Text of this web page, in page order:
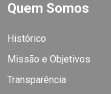
Quem Somos
Histórico
Missão e Objetivos
Transparência